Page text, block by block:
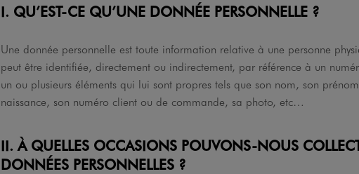
I. QU’EST-CE QU’UNE DONNÉE PERSONNELLE ?
Une donnée personnelle est toute information relative à une personne
peut être identifiée, directement ou indirectement, par référence à un
un ou plusieurs éléments qui lui sont propres tels que son nom, son
naissance, son numéro client ou de commande, sa photo, etc…
II. À QUELLES OCCASIONS POUVONS-NOUS
DONNÉES PERSONNELLES ?